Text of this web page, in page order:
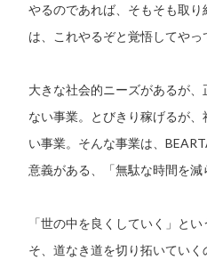
やるのであれば、そもそも取
は、これやるぞと覚悟してやっ
大きな社会的ニーズがあるが
ない事業。とびきり稼げるが
い事業。そんな事業は、
意義がある、「無駄な時間を減
「世の中を良くしていく」と
そ、道なき道を切り拓いていく